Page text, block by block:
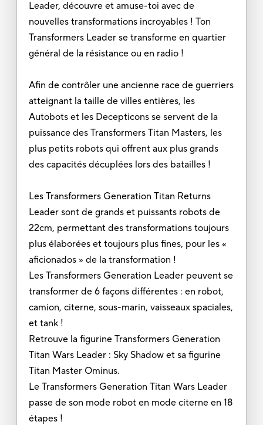
Leader, découvre et amuse-toi avec de
nouvelles transformations incroyables ! Ton
Transformers Leader se transforme en quartier
général de la résistance ou en radio !
Afin de contrôler une ancienne race de guerriers
atteignant la taille de villes entières, les
Autobots et les Decepticons se servent de la
puissance des Transformers Titan Masters, les
plus petits robots qui offrent aux plus grands
des capacités décuplées lors des batailles !
Les Transformers Generation Titan Returns
Leader sont de grands et puissants robots de
22cm, permettant des transformations toujours
plus élaborées et toujours plus fines, pour les «
aficionados » de la transformation !
Les Transformers Generation Leader peuvent se
transformer de 6 façons différentes : en robot,
camion, citerne, sous-marin, vaisseaux spaciales,
et tank !
Retrouve la figurine Transformers Generation
Titan Wars Leader : Sky Shadow et sa figurine
Titan Master Ominus.
Le Transformers Generation Titan Wars Leader
passe de son mode robot en mode citerne en 18
étapes !